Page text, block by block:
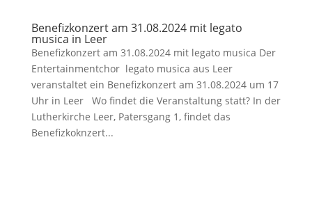
Benefizkonzert am 31.08.2024 mit legato
musica in Leer
Benefizkonzert am 31.08.2024 mit legato musica Der
Entertainmentchor legato musica aus Leer
veranstaltet ein Benefizkonzert am 31.08.2024 um 17
Uhr in Leer Wo findet die Veranstaltung statt? In der
Lutherkirche Leer, Patersgang 1, findet das
Benefizkoknzert...